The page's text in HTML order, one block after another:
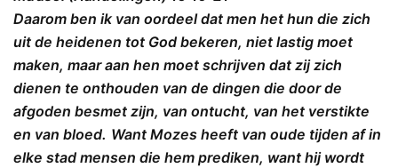
Daarom ben ik van oordeel dat men het hun die zich
uit de heidenen tot God bekeren, niet lastig moet
maken, maar aan hen moet schrijven dat zij zich
dienen te onthouden van de dingen die door de
afgoden besmet zijn, van ontucht, van het verstikte
en van bloed. Want Mozes heeft van oude tijden af in
elke stad mensen die hem prediken, want hij wordt